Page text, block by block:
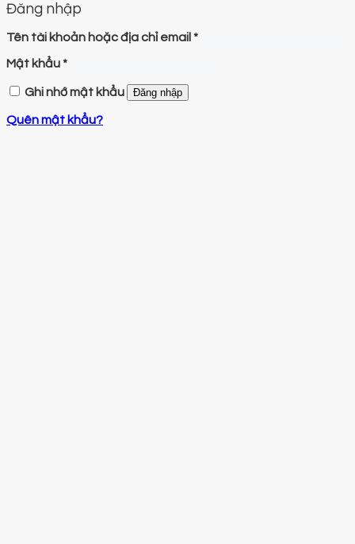
Đăng nhập
Tên tài khoản hoặc địa chỉ email *
Mật khẩu*
Ghi nhớ mật khẩu Đăng nhập
Quên mật khẩu?